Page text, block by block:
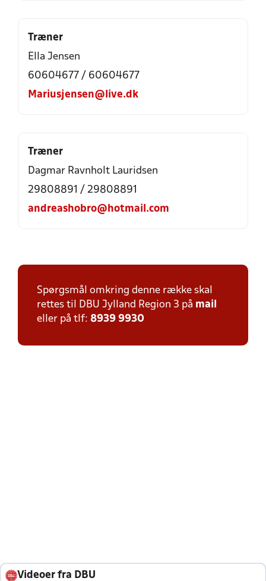
Træner
Ella Jensen
60604677 / 60604677
Mariusjensen@live.dk
Træner
Dagmar Ravnholt Lauridsen
29808891 / 29808891
andreashobro@hotmail.com
Spørgsmål omkring denne række skal
rettes til DBU Jylland Region 3 på mail
eller på tlf: 8939 9930
Videoer fra DBU